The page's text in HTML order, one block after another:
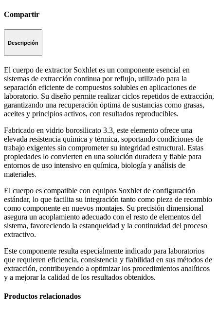
Compartir
Descripción
El cuerpo de extractor Soxhlet es un componente esencial en
sistemas de extracción continua por reflujo, utilizado para la
separación eficiente de compuestos solubles en aplicaciones de
laboratorio. Su diseño permite realizar ciclos repetidos de extracción,
garantizando una recuperación óptima de sustancias como grasas,
aceites y principios activos, con resultados reproducibles.
Fabricado en vidrio borosilicato 3.3, este elemento ofrece una
elevada resistencia química y térmica, soportando condiciones de
trabajo exigentes sin comprometer su integridad estructural. Estas
propiedades lo convierten en una solución duradera y fiable para
entornos de uso intensivo en química, biología y análisis de
materiales.
El cuerpo es compatible con equipos Soxhlet de configuración
estándar, lo que facilita su integración tanto como pieza de recambio
como componente en nuevos montajes. Su precisión dimensional
asegura un acoplamiento adecuado con el resto de elementos del
sistema, favoreciendo la estanqueidad y la continuidad del proceso
extractivo.
Este componente resulta especialmente indicado para laboratorios
que requieren eficiencia, consistencia y fiabilidad en sus métodos de
extracción, contribuyendo a optimizar los procedimientos analíticos
y a mejorar la calidad de los resultados obtenidos.
Productos relacionados